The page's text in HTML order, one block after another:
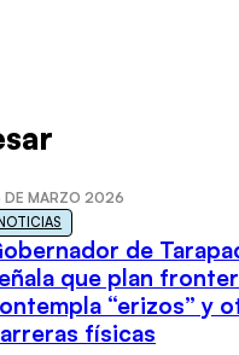
DE MARZO 2026
NOTICIAS
de
que plan
“erizos” y
físicas